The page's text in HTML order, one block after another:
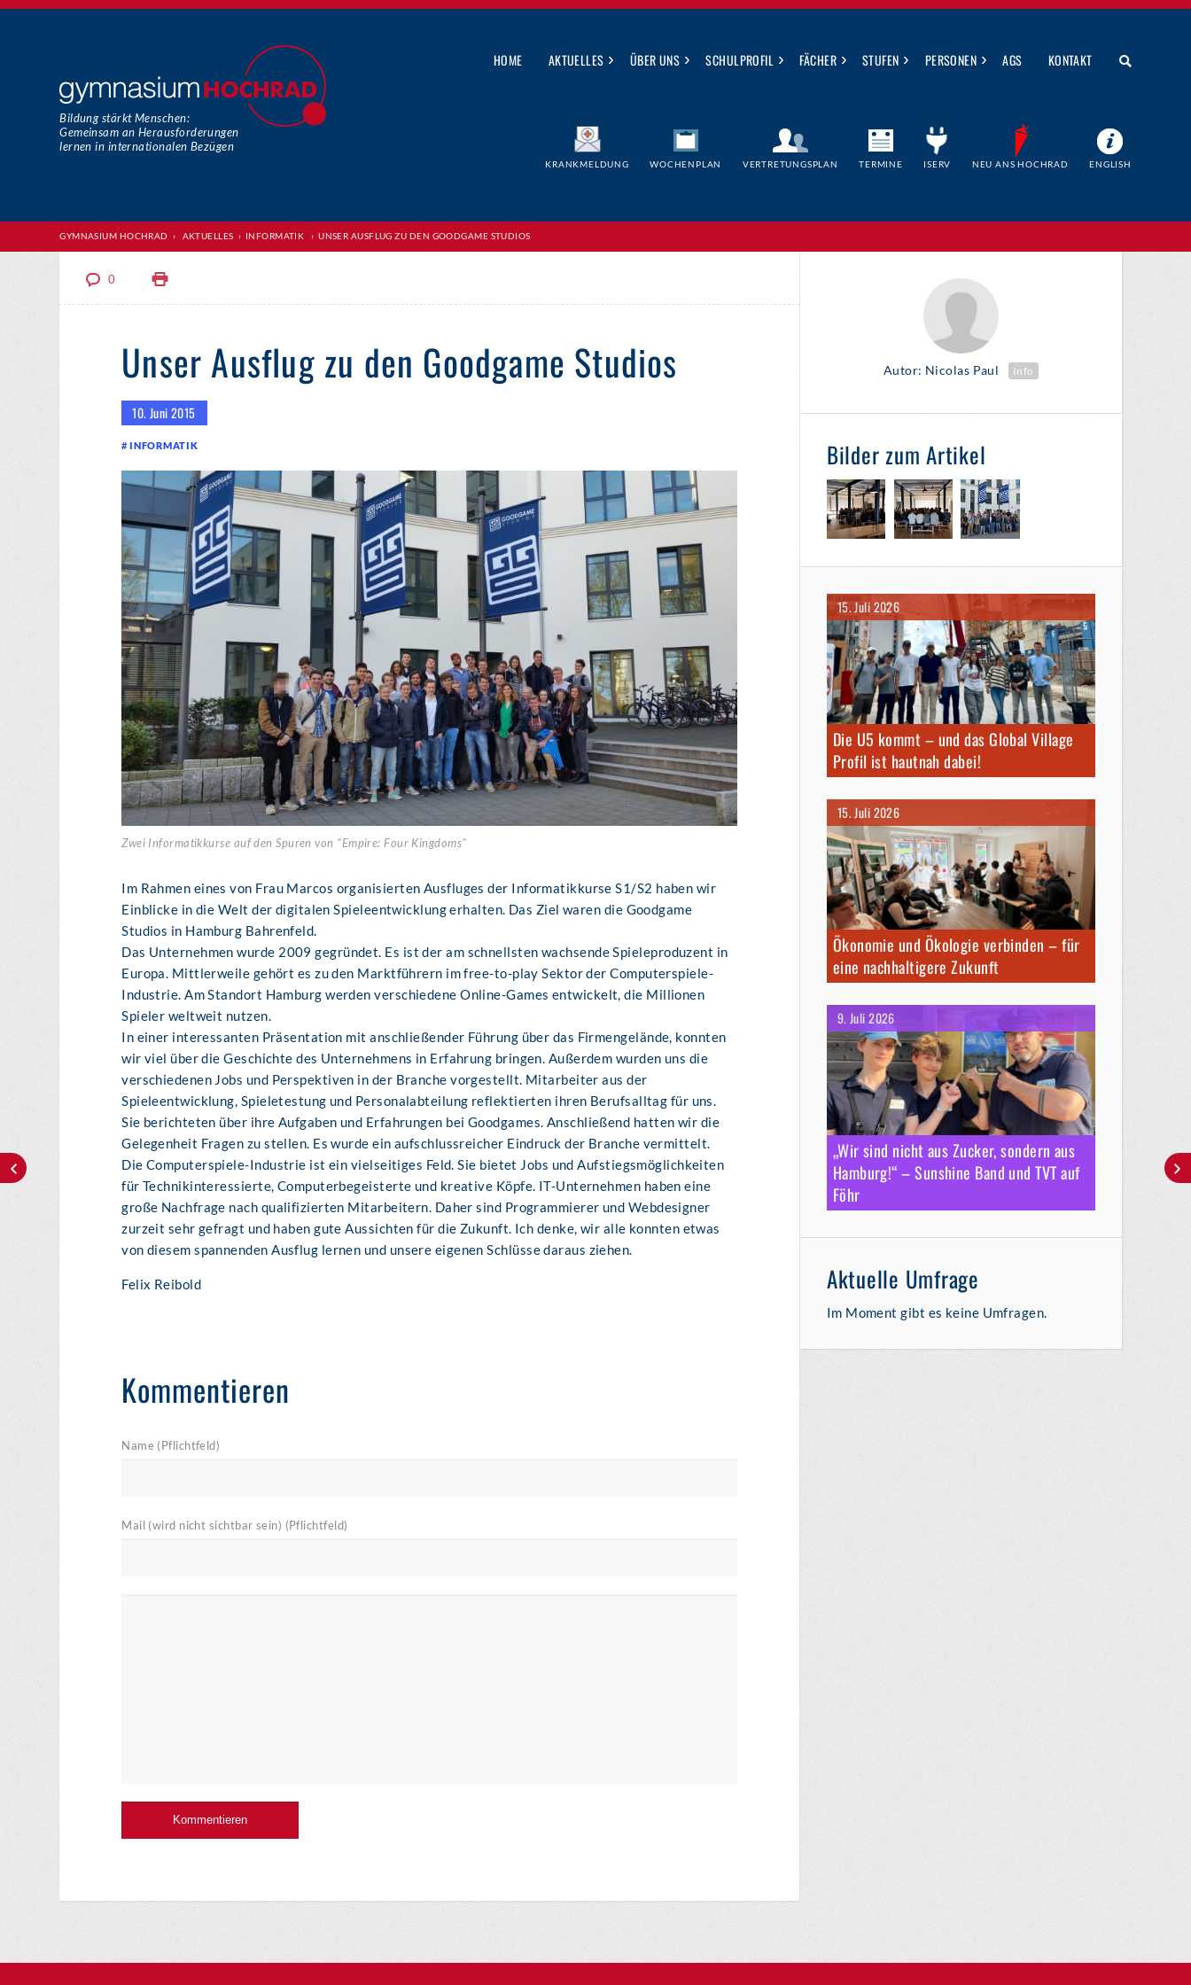
HOME AKTUELLES › ÜBER UNS › SCHULPROFIL › FÄCHER › STUFEN › PERSONEN › AGS KONTAKT
Bildung stärkt Menschen:
Gemeinsam an Herausforderungen
lernen in internationalen Bezügen
KRANKMELDUNG WOCHENPLAN VERTRETUNGSPLAN TERMINE ISERV NEU ANS HOCHRAD ENGLISH
GYMNASIUM HOCHRAD › AKTUELLES › INFORMATIK ›UNSER AUSFLUG ZU DEN GOODGAME STUDIOS
0
Unser Ausflug zu den Goodgame Studios
10. Juni 2015
INFORMATIK
Zwei Informatikkurse auf den Spuren von "Empire: Four Kingdoms"
Im Rahmen eines von Frau Marcos organisierten Ausfluges der Informatikkurse S1/S2 haben wir
Einblicke in die Welt der digitalen Spieleentwicklung erhalten. Das Ziel waren die Goodgame
Studios in Hamburg Bahrenfeld.
Das Unternehmen wurde 2009 gegründet. Es ist der am schnellsten wachsende Spieleproduzent in
Europa. Mittlerweile gehört es zu den Marktführern im free-to-play Sektor der Computerspiele-
Industrie. Am Standort Hamburg werden verschiedene Online-Games entwickelt, die Millionen
Spieler weltweit nutzen.
In einer interessanten Präsentation mit anschließender Führung über das Firmengelände, konnten
wir viel über die Geschichte des Unternehmens in Erfahrung bringen. Außerdem wurden uns die
verschiedenen Jobs und Perspektiven in der Branche vorgestellt. Mitarbeiter aus der
Spieleentwicklung, Spieletestung und Personalabteilung reflektierten ihren Berufsalltag für uns.
Sie berichteten über ihre Aufgaben und Erfahrungen bei Goodgames. Anschließend hatten wir die
Gelegenheit Fragen zu stellen. Es wurde ein aufschlussreicher Eindruck der Branche vermittelt.
Die Computerspiele-Industrie ist ein vielseitiges Feld. Sie bietet Jobs und Aufstiegsmöglichkeiten
für Technikinteressierte, Computerbegeisterte und kreative Köpfe. IT-Unternehmen haben eine
große Nachfrage nach qualifizierten Mitarbeitern. Daher sind Programmierer und Webdesigner
zurzeit sehr gefragt und haben gute Aussichten für die Zukunft. Ich denke, wir alle konnten etwas
von diesem spannenden Ausflug lernen und unsere eigenen Schlüsse daraus ziehen.
Felix Reibold
Kommentieren
Name (Pflichtfeld)
Mail (wird nicht sichtbar sein) (Pflichtfeld)
Autor: Nicolas Paul Info
Bilder zum Artikel
15. Juli 2026
Die U5 kommt – und das Global Village
Profil ist hautnah dabei!
15. Juli 2026
Ökonomie und Ökologie verbinden – für
eine nachhaltigere Zukunft
9. Juli 2026
„Wir sind nicht aus Zucker, sondern aus
Hamburg!“ – Sunshine Band und TVT auf
Föhr
Aktuelle Umfrage
Im Moment gibt es keine Umfragen.